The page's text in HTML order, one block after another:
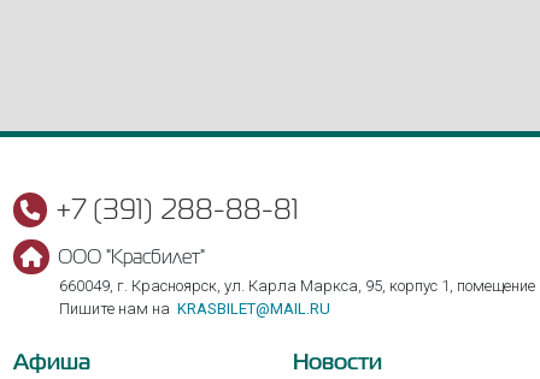
+7 (391) 288-88-81
ООО "Красбилет"
660049, г. Красноярск, ул. Карла Маркса, 95, корпус 1, помещение
Пишите нам на KRASBILET@MAIL.RU
Афиша Новости